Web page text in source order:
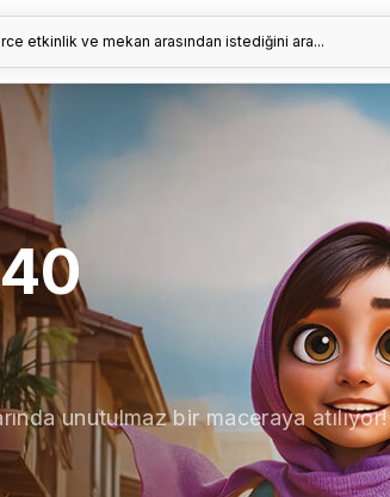
etkinlik ve mekan arasından istediğini ara...
unutulmaz bir maceraya atılıyor!